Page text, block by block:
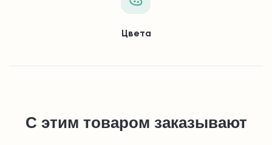
Цвета
С этим товаром заказывают